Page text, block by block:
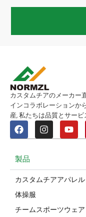
カスタムチアのメーカー
インコラボレーションか
産, 私たちは品質とサー
製品
カスタムチアアパレル
体操服
チームスポーツウェア